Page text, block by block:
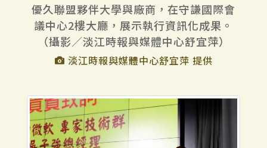
優久聯盟夥伴大學與廠商，在守謙國際會
議中心2樓大廳，展示執行資訊化成果。
（攝影／淡江時報與媒體中心舒宜萍）
淡江時報與媒體中心舒宜萍 提供